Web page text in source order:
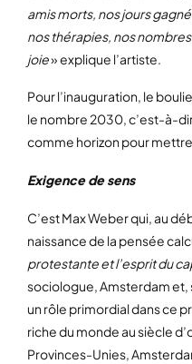
amis morts, nos jours
nos thérapies, nos
joie» explique l’artiste.
Pour l’inauguration, le
le nombre 2030, c’est-à-
comme horizon pour
Exigence de sens
C’est Max Weber qui, au
naissance de la pensée
protestante et l’esprit du
sociologue, Amsterdam et,
un rôle primordial dans ce
riche du monde au siècle
Provinces-Unies,